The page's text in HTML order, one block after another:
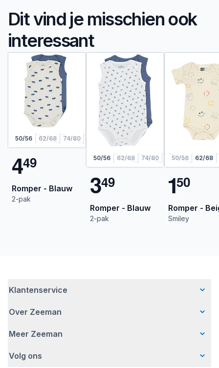
Dit vind je misschien ook
interessant
50/56 62/68 74/80 86/92 98/104
449
Romper - Blauw
2-pak
50/56 62/68 74/80 86/92 98/104
349
Romper - Blauw
2-pak
50/56 62/68
150
Romper -
Smiley
Klantenservice
Veelgestelde vragen
Bezorgen
Retourneren
Over Zeeman
Wie wij zijn
Hoe wij verantwoord ondernemen
Meer Zeeman
Veiligheidswaarschuwing
Volg ons